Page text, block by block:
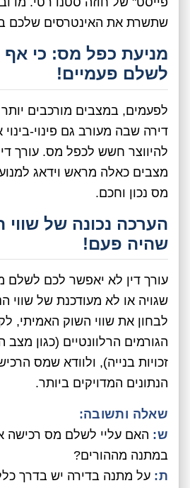
שתשרת את האינטרסים שלכם
מניעת כפל מס: כי
לשלם פעמיים!
לפעמים, במצבים מורכבים
להיווצר חשש לכפל מס. עורך
מצבים כאלה מראש וידאג
מס נכון וחכם.
הערכה נכונה של
שהיה פעם!
עורך דין לא יאפשר לכם לשלם
שגויה או לא מעודכנת של שווי
לבחון את שווי השוק האמיתי,
הגורמים הרלוונטיים (כגון מצב
זכויות בנייה), ולוודא שמס
הנתונים המדויקים ביותר.
שאלה ותשובה:
ש: האם עליי לשלם מס רכישה
במתנה מההורים?
ת: על מתנה בדירה יש בדרך